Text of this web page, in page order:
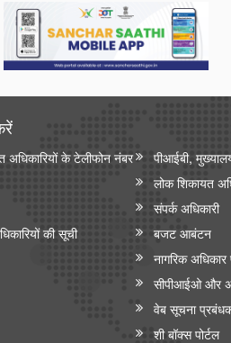
अधिकारियों के टेलीफोन नंबर
पीआईबी,
लोक शिकायत
संपर्क अधिकारी
की सूची
बजट आबंटन
नागरिक
सीपीआईओ और
वेब सूचना
शी बॉक्स पोर्टल